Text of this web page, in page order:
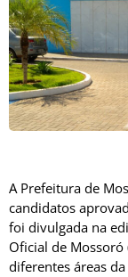
A Prefeitura de
candidatos
foi divulgada na
Oficial de
diferentes áreas